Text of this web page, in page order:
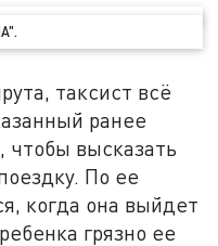
таксист всё
ранее
чтобы высказать
По ее
когда она выйдет
грязно ее